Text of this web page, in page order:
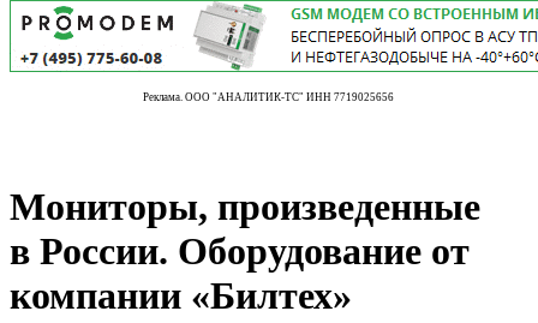
Реклама. ООО "АНАЛИТИК-ТС" ИНН 7719025656
Мониторы, произведенные
в России. Оборудование от
компании «Билтех»